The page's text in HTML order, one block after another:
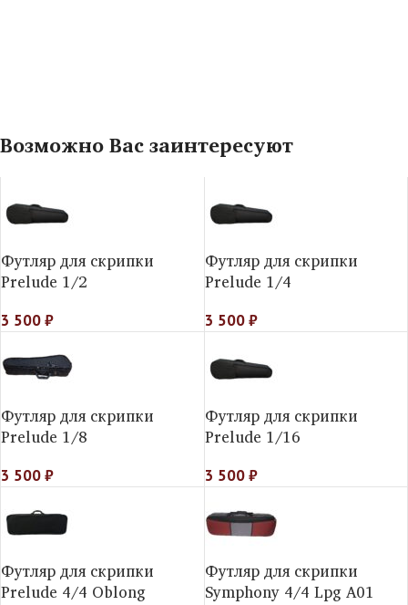
Возможно Вас заинтересуют
Футляр для скрипки
Prelude 1/2
3 500₽
Футляр для скрипки
Prelude 1/4
3 500₽
Футляр для скрипки
Prelude 1/8
3 500₽
Футляр для скрипки
Prelude 1/16
3 500₽
Футляр для скрипки
Prelude 4/4 Oblong
Футляр для скрипки
Symphony 4/4 Lpg A01